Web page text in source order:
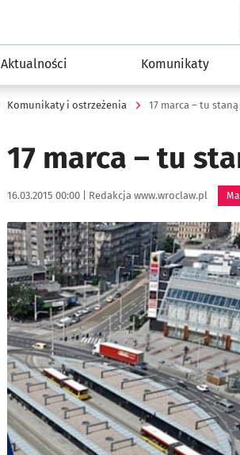
Aktualności Komunikaty
Komunikaty i ostrzeżenia 17 marca – tu
17 marca – tu
Data publikacji:
16.03.2015 00:00 | Autor:
Redakcja www.wroclaw.pl
Kliknij, aby powiększyć